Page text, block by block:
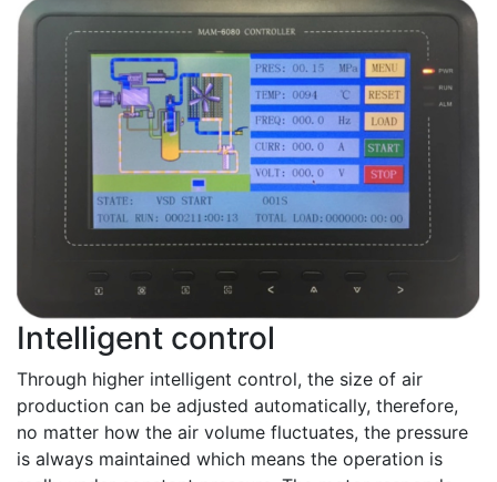
5）Horizontal Structure, Underslung, Lower Vibration.
Intelligent control
Through higher intelligent control, the size of air
production can be adjusted automatically, therefore,